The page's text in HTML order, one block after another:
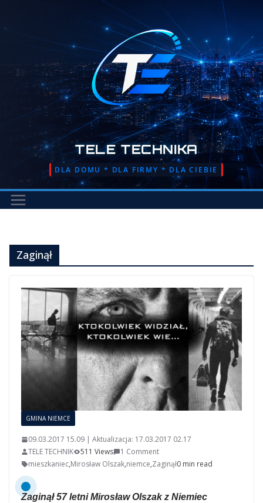
TELE TECHNIKA
DLA DOMU * DLA FIRMY * DLA CIEBIE
Zaginął
GMINA NIEMCE
09.03.2017 15.09 | Aktualizacja: 17.03.2017 02.17
TELE TECHNIK
511 Views
1 Comment
mieszkaniec,Mirosław Olszak,niemce,Zaginął0 min read
Zaginął 57 letni Mirosław Olszak z Niemiec